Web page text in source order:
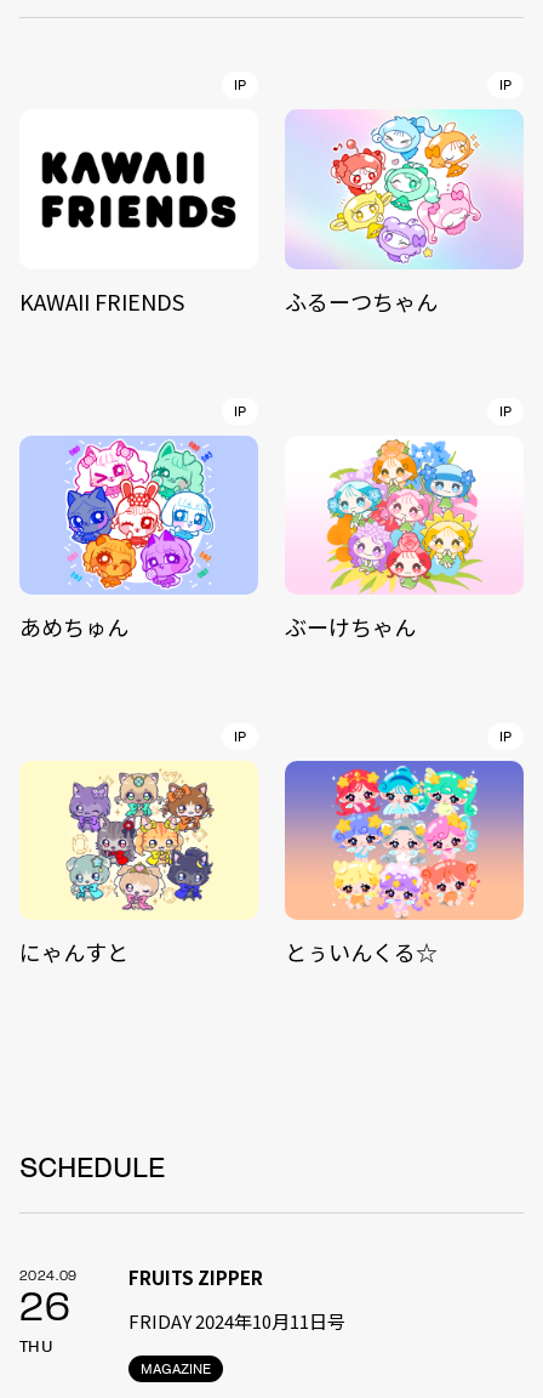
IP
KAWAII FRIENDS
IP
ふるーつちゃん
IP
あめちゅん
IP
ぶーけちゃん
IP
にゃんすと
IP
とぅいんくる☆
SCHEDULE
2024.09
26
THU
MAGAZINE
FRUITS ZIPPER
FRIDAY 2024年10月11日号